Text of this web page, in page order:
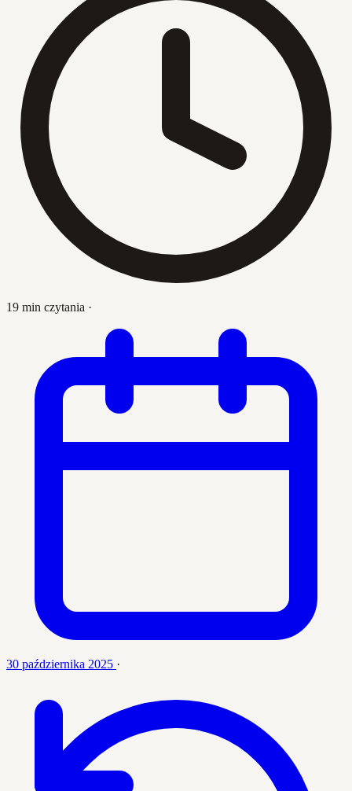
19 min czytania ·
30 października 2025 ·